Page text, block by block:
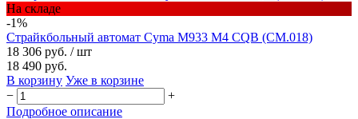
На складе
-1%
Страйкбольный автомат Cyma M933 M4 CQB (CM.018)
18 306 руб. / шт
18 490 руб.
В корзину Уже в корзине
−
+
Подробное описание